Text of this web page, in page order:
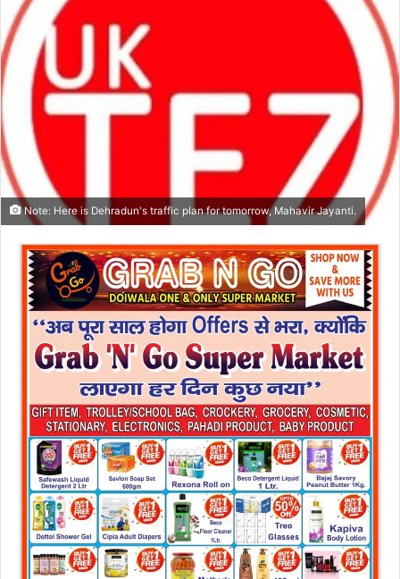
m
a
i
Note: Here is Dehradun's traffic plan for tomorrow, Mahavir Jayanti.